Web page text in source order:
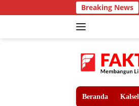
ke
Breaking News
Beranda Kalsel